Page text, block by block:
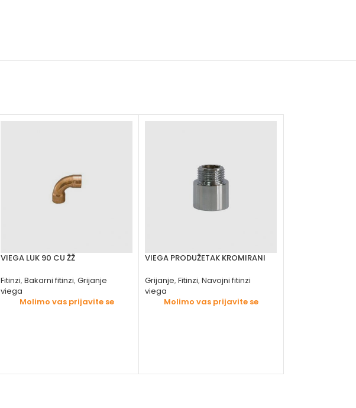
VIEGA LUK 90 CU ŽŽ
Fitinzi, Bakarni fitinzi, Grijanje
viega
Molimo vas prijavite se
VIEGA PRODUŽETAK KROMIRANI
Grijanje, Fitinzi, Navojni fitinzi
viega
Molimo vas prijavite se